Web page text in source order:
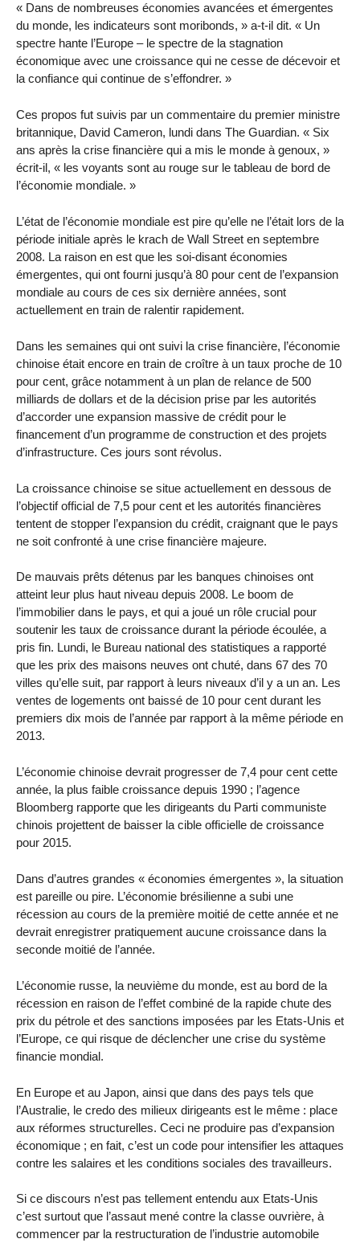
« Dans de nombreuses économies avancées et émergentes
du monde, les indicateurs sont moribonds, » a-t-il dit. « Un
spectre hante l’Europe – le spectre de la stagnation
économique avec une croissance qui ne cesse de décevoir et
la confiance qui continue de s’effondrer. »
Ces propos fut suivis par un commentaire du premier ministre
britannique, David Cameron, lundi dans The Guardian. « Six
ans après la crise financière qui a mis le monde à genoux, »
écrit-il, « les voyants sont au rouge sur le tableau de bord de
l’économie mondiale. »
L’état de l’économie mondiale est pire qu’elle ne l’était lors de la
période initiale après le krach de Wall Street en septembre
2008. La raison en est que les soi-disant économies
émergentes, qui ont fourni jusqu’à 80 pour cent de l’expansion
mondiale au cours de ces six dernière années, sont
actuellement en train de ralentir rapidement.
Dans les semaines qui ont suivi la crise financière, l’économie
chinoise était encore en train de croître à un taux proche de 10
pour cent, grâce notamment à un plan de relance de 500
milliards de dollars et de la décision prise par les autorités
d’accorder une expansion massive de crédit pour le
financement d’un programme de construction et des projets
d’infrastructure. Ces jours sont révolus.
La croissance chinoise se situe actuellement en dessous de
l’objectif official de 7,5 pour cent et les autorités financières
tentent de stopper l’expansion du crédit, craignant que le pays
ne soit confronté à une crise financière majeure.
De mauvais prêts détenus par les banques chinoises ont
atteint leur plus haut niveau depuis 2008. Le boom de
l’immobilier dans le pays, et qui a joué un rôle crucial pour
soutenir les taux de croissance durant la période écoulée, a
pris fin. Lundi, le Bureau national des statistiques a rapporté
que les prix des maisons neuves ont chuté, dans 67 des 70
villes qu’elle suit, par rapport à leurs niveaux d’il y a un an. Les
ventes de logements ont baissé de 10 pour cent durant les
premiers dix mois de l’année par rapport à la même période en
2013.
L’économie chinoise devrait progresser de 7,4 pour cent cette
année, la plus faible croissance depuis 1990 ; l’agence
Bloomberg rapporte que les dirigeants du Parti communiste
chinois projettent de baisser la cible officielle de croissance
pour 2015.
Dans d’autres grandes « économies émergentes », la situation
est pareille ou pire. L’économie brésilienne a subi une
récession au cours de la première moitié de cette année et ne
devrait enregistrer pratiquement aucune croissance dans la
seconde moitié de l’année.
L’économie russe, la neuvième du monde, est au bord de la
récession en raison de l’effet combiné de la rapide chute des
prix du pétrole et des sanctions imposées par les Etats-Unis et
l’Europe, ce qui risque de déclencher une crise du système
financie mondial.
En Europe et au Japon, ainsi que dans des pays tels que
l’Australie, le credo des milieux dirigeants est le même : place
aux réformes structurelles. Ceci ne produire pas d’expansion
économique ; en fait, c’est un code pour intensifier les attaques
contre les salaires et les conditions sociales des travailleurs.
Si ce discours n’est pas tellement entendu aux Etats-Unis
c’est surtout que l’assaut mené contre la classe ouvrière, à
commencer par la restructuration de l’industrie automobile